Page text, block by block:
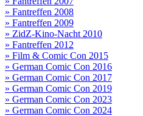
» Fantreffen 2008
» Fantreffen 2009
» ZidZ-Kino-Nacht 2010
» Fantreffen 2012
» Film & Comic Con 2015
» German Comic Con 2016
» German Comic Con 2017
» German Comic Con 2019
» German Comic Con 2023
» German Comic Con 2024